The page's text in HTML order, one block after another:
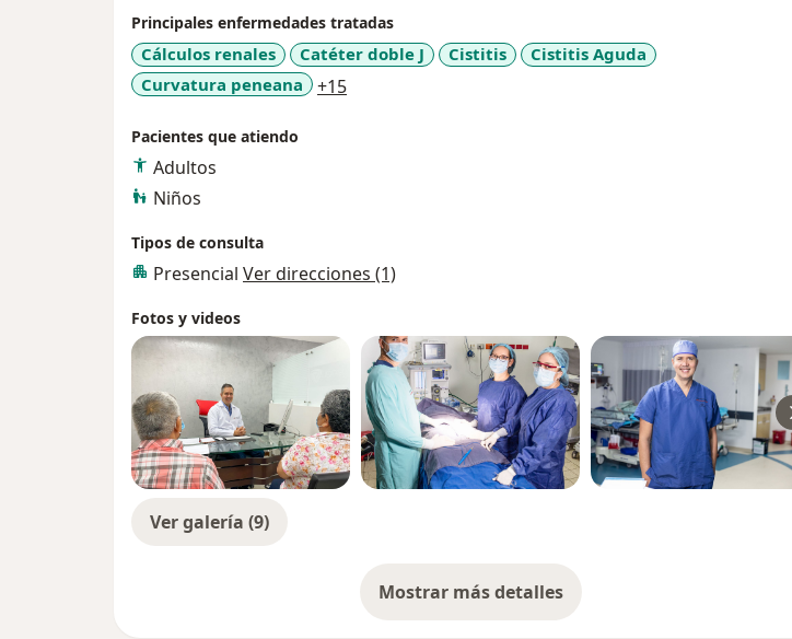
Principales enfermedades tratadas
Cálculos renales Catéter doble J Cistitis
Cistitis Aguda
Curvatura peneana
+15a11y_sr_more_diseases
Pacientes que atiendo
Adultos
Niños
Tipos de consulta
Presencial Ver direcciones (1)
Fotos y videos
Ver galería (9)
Mostrar más detalles
sobre la experiencia